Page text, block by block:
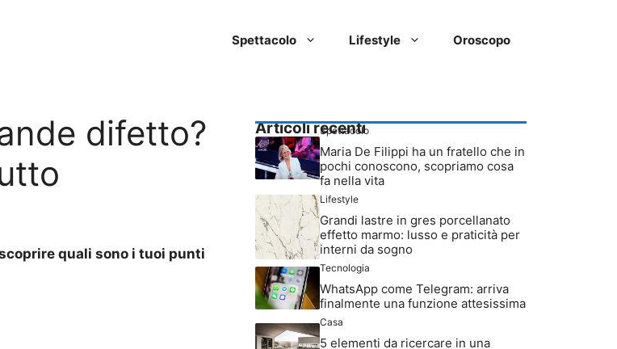
Spettacolo Lifestyle Oroscopo
difetto?
quali sono i tuoi punti
Articoli recenti
Spettacolo
Maria De Filippi ha un fratello che in
pochi conoscono, scopriamo cosa
fa nella vita
Lifestyle
Grandi lastre in gres porcellanato
effetto marmo: lusso e praticità per
interni da sogno
Tecnologia
WhatsApp come Telegram: arriva
finalmente una funzione attesissima
Casa
5 elementi da ricercare in una